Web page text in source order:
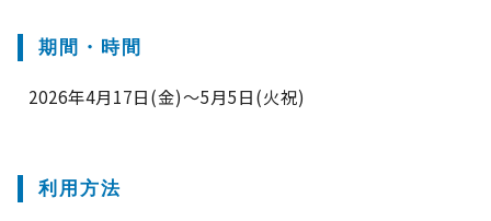
期間・時間
2026年4月17日(金)～5月5日(火祝)
利用方法